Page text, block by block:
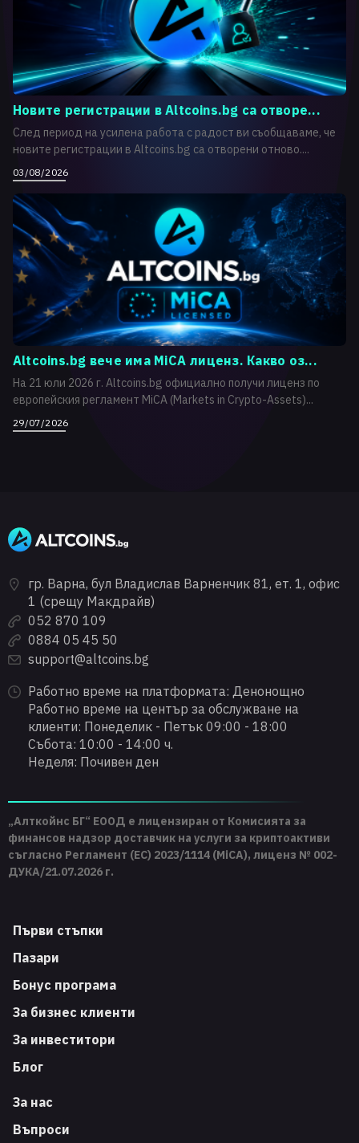
Новите регистрации в Altcoins.bg са отворе...
След период на усилена работа с радост ви съобщаваме, че
новите регистрации в Altcoins.bg са отворени отново....
03/08/2026
Altcoins.bg вече има MiCA лиценз. Какво оз...
На 21 юли 2026 г. Altcoins.bg официално получи лиценз по
европейския регламент MiCA (Markets in Crypto-Assets)...
29/07/2026
гр. Варна, бул Владислав Варненчик 81, ет. 1, офис
1 (срещу Макдрайв)
052 870 109
0884 05 45 50
support@altcoins.bg
Работно време на платформата: Денонощно
Работно време на център за обслужване на
клиенти: Понеделик - Петък 09:00 - 18:00
Събота: 10:00 - 14:00 ч.
Неделя: Почивен ден
„Алткойнс БГ“ ЕООД е лицензиран от Комисията за
финансов надзор доставчик на услуги за криптоактиви
съгласно Регламент (ЕС) 2023/1114 (MiCA), лиценз № 002-
ДУКА/21.07.2026 г.
Първи стъпки
Пазари
Бонус програма
За бизнес клиенти
За инвеститори
Блог
За нас
Въпроси